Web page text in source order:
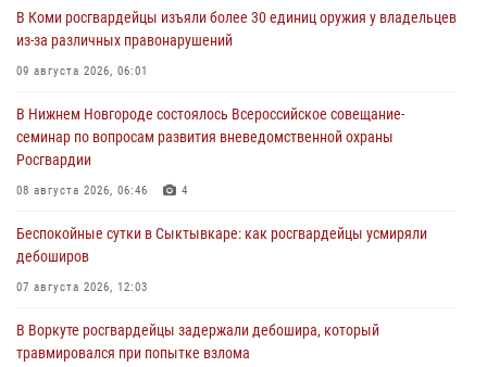
В Коми росгвардейцы изъяли более 30 единиц оружия у владельцев
из-за различных правонарушений
09 августа 2026, 06:01
В Нижнем Новгороде состоялось Всероссийское совещание-
семинар по вопросам развития вневедомственной охраны
Росгвардии
08 августа 2026, 06:46 4
Беспокойные сутки в Сыктывкаре: как росгвардейцы усмиряли
дебоширов
07 августа 2026, 12:03
В Воркуте росгвардейцы задержали дебошира, который
травмировался при попытке взлома